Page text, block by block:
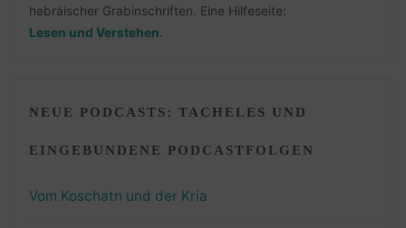
hebräischer Grabinschriften. Eine Hilfeseite:
Lesen und Verstehen
NEUE PODCASTS: TACHELES UND
EINGEBUNDENE PODCASTFOLGEN
Vom Koschatn und der Kria